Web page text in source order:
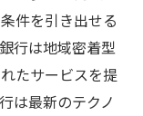
類一覧
るコツ
う際の留意点
件を引き出せる
行は地域密着型
たサービスを提
は最新のテクノ